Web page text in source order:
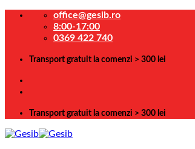
Skip
office@gesib.ro
8:00-17:00
0369 422 740
Transport gratuit la comenzi > 300 lei
Transport gratuit la comenzi > 300 lei